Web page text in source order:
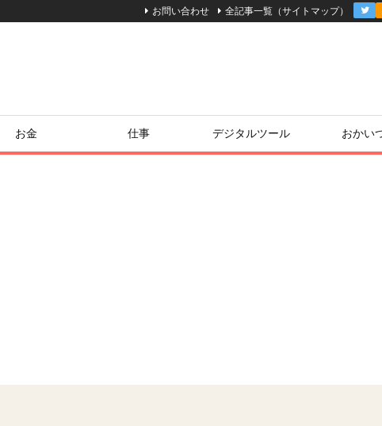
お金 仕事 デジタルツール おかい
お問い合わせ 全記事一覧（サイトマップ）